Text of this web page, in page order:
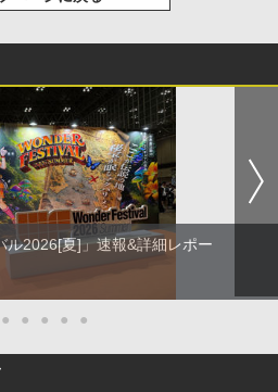
ル2026[夏]」速報&詳細レポー
● ● ● ● ●